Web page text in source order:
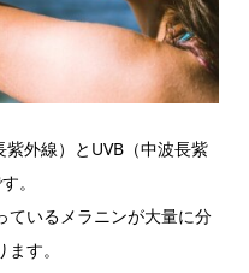
紫外線）とUVB（中波長紫
。
ているメラニンが大量に分
す。